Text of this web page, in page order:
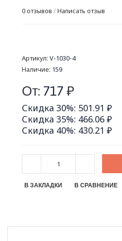
0 отзывов /Написать отзыв
Артикул: V-1030-4
Наличие: 159
От: 717 ₽
Скидка 30%: 501.91 ₽
Скидка 35%: 466.06 ₽
Скидка 40%: 430.21 ₽
В ЗАКЛАДКИ В СРАВНЕНИЕ